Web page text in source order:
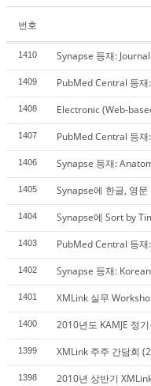
번호
1410 Synapse 등재:
1409 PubMed Central 등
1408 Electronic (Web-
1407 PubMed Central 등
1406 Synapse 등재:
1405 Synapse에 한글, 영
1404 Synapse에 Sort by
1403 PubMed Central 등
1402 Synapse 등재:
1401 XMLink 실무
1400 2010년도 KAMJE 정
1399 XMLink 주주 간담회
1398 2010년 상반기